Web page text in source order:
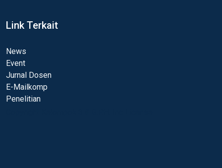
Link Terkait
News
Event
Jurnal Dosen
E-Mailkomp
Penelitian